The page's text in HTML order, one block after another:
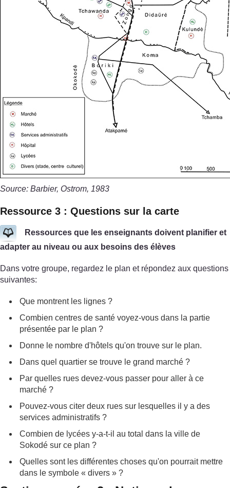
Source: Barbier, Ostrom, 1983
Ressource 3 : Questions sur la carte
Ressources que les enseignants doivent planifier et
adapter au niveau ou aux besoins des élèves
Dans votre groupe, regardez le plan et répondez aux questions
suivantes:
Que montrent les lignes ?
Combien centres de santé voyez-vous dans la partie
présentée par le plan ?
Donne le nombre d'hôtels qu'on trouve sur le plan.
Dans quel quartier se trouve le grand marché ?
Par quelles rues devez-vous passer pour aller à ce
marché ?
Pouvez-vous citer deux rues sur lesquelles il y a des
services administratifs ?
Combien de lycées y-a-t-il au total dans la ville de
Sokodé sur ce plan ?
Quelles sont les différentes choses qu'on pourrait mettre
dans le symbole « divers » ?